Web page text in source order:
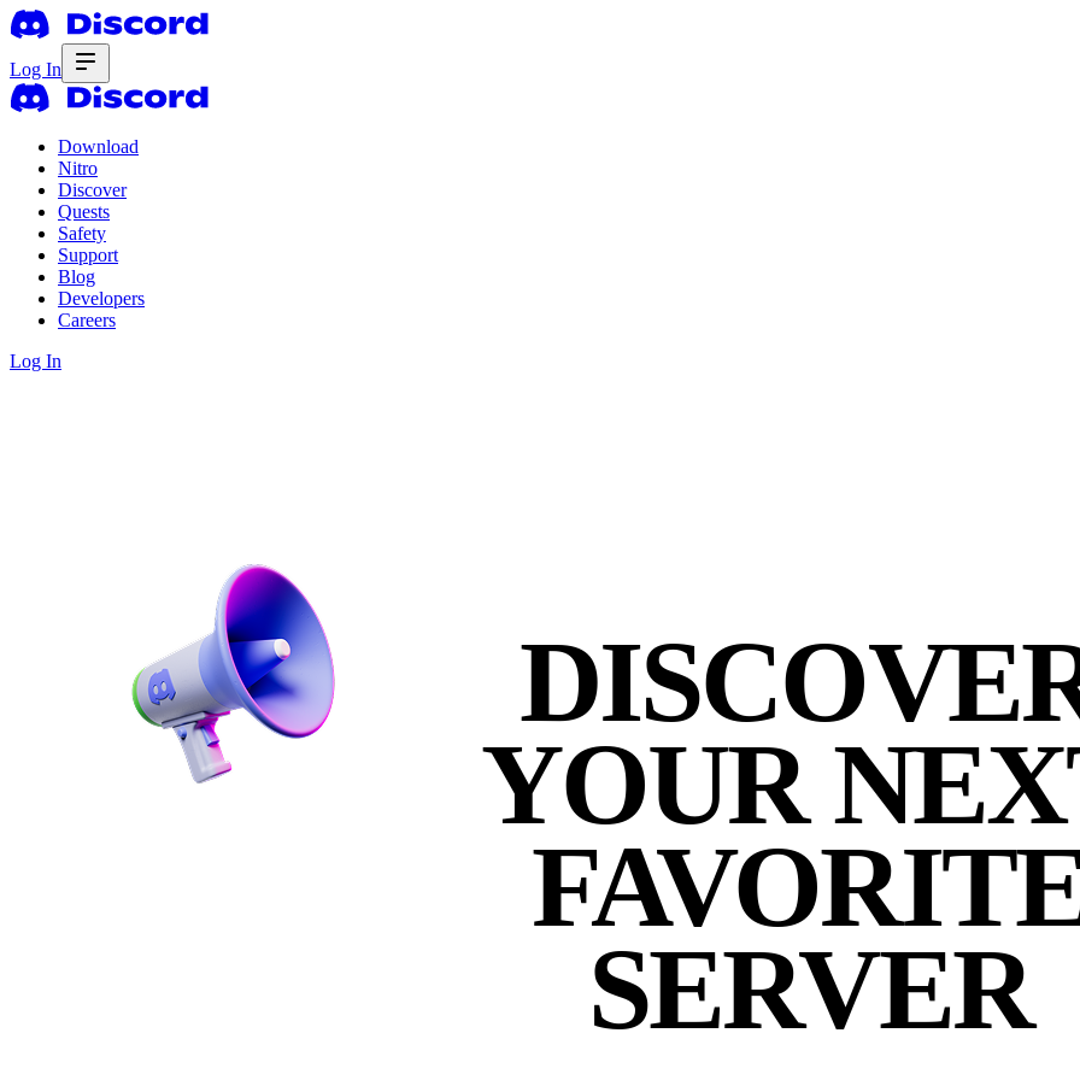
Log In
Download
Nitro
Discover
Quests
Safety
Support
Blog
Developers
Careers
Log In
YOUR
SERVER